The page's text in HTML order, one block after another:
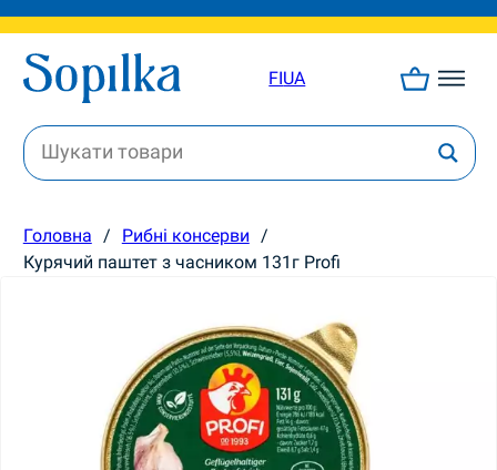
FIUA
Головна / Рибні консерви /
Курячий паштет з часником 131г Profi